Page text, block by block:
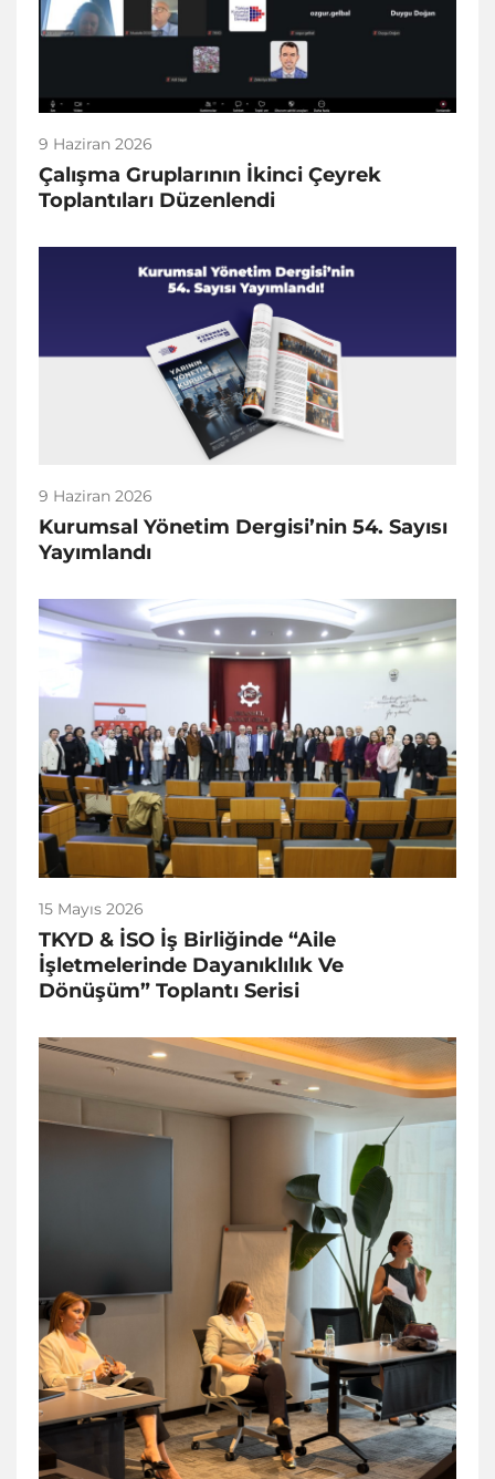
9 Haziran 2026
Çalışma Gruplarının İkinci Çeyrek
Toplantıları Düzenlendi
9 Haziran 2026
Kurumsal Yönetim Dergisi’nin 54. Sayısı
Yayımlandı
15 Mayıs 2026
TKYD & İSO İş Birliğinde “Aile
İşletmelerinde Dayanıklılık Ve
Dönüşüm” Toplantı Serisi